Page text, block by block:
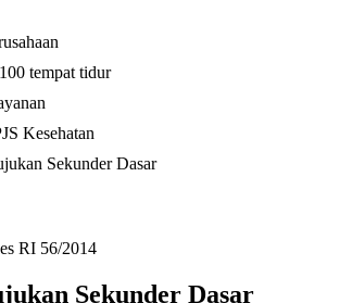
tempat tidur
Kesehatan
Sekunder Dasar
RI 56/2014
Sekunder Dasar